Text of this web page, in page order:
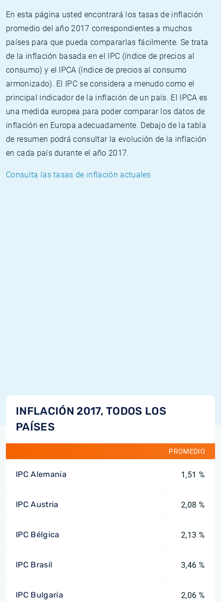
En esta página usted encontrará los tasas de inflación
promedio del año 2017 correspondientes a muchos
países para que pueda compararlas fácilmente. Se trata
de la inflación basada en el IPC (índice de precios al
consumo) y el IPCA (índice de precios al consumo
armonizado). El IPC se considera a menudo como el
principal indicador de la inflación de un país. El IPCA es
una medida europea para poder comparar los datos de
inflación en Europa adecuadamente. Debajo de la tabla
de resumen podrá consultar la evolución de la inflación
en cada país durante el año 2017.
Consulta las tasas de inflación actuales
INFLACIÓN 2017, TODOS LOS
PAÍSES
PROMEDIO
IPC Alemania 1,51 %
IPC Austria 2,08 %
IPC Bélgica 2,13 %
IPC Brasil 3,46 %
IPC Bulgaria 2,06 %